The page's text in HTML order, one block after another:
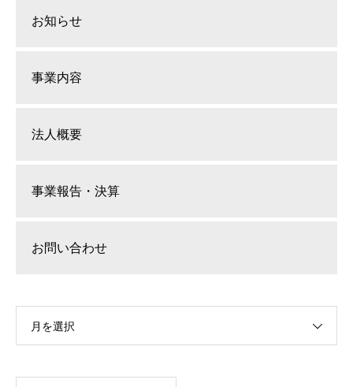
お知らせ
事業内容
法人概要
事業報告・決算
お問い合わせ
月を選択